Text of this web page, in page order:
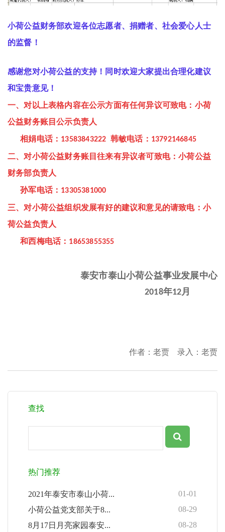
小荷公益财务部欢迎各位志愿者、捐赠者、社会爱心人士
的监督！
感谢您对小荷公益的支持！同时欢迎大家提出合理化建议
和宝贵意见！
一、对以上表格内容在公示方面有任何异议可致电：小荷
公益财务账目公示负责人
相娟电话： 13583843222 韩敏电话： 13792146845
二、对小荷公益财务账目往来有异议者可致电：小荷公益
财务部负责人
孙军电话： 13305381000
三、对小荷公益组织发展有好的建议和意见的请致电：小
荷公益负责人
和西梅电话： 18653855355
泰安市泰山小荷公益事业发展中心
2018年12月
作者：老贾 录入：老贾
查找
热门推荐
2021年泰安市泰山小荷...
01-01
小荷公益党支部关于8...
08-29
8月17日月亮家园泰安...
08-28